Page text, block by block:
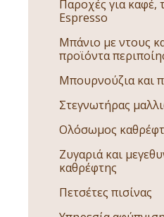
Παροχές για καφέ,
Espresso
Μπάνιο με ντους
προϊόντα
Μπουρνούζια και
Στεγνωτήρας
Ολόσωμος
Ζυγαριά και
καθρέφτης
Πετσέτες πισίνας